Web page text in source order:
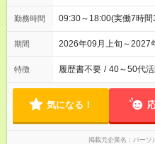
勤務時間 09:30～18:00(実働7時
期間 2026年09月上旬～
特徴 履歴書不要 / 40～50代
気になる！
掲載元企業名 パーソ